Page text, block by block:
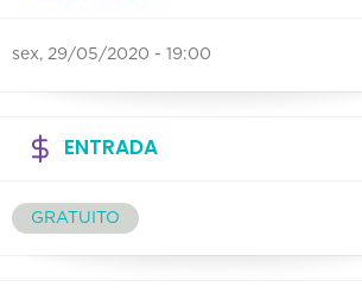
sex, 29/05/2020 - 19:00
ENTRADA
GRATUITO